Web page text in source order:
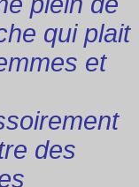
qui plait
et
des